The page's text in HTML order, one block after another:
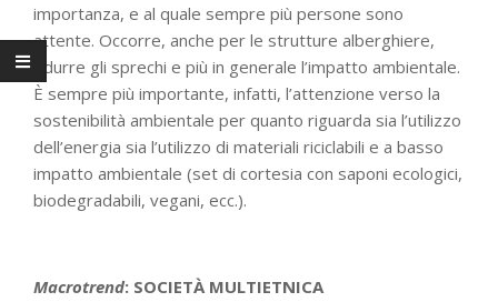
importanza, e al quale sempre più persone sono
attente. Occorre, anche per le strutture alberghiere,
ridurre gli sprechi e più in generale l’impatto ambientale.
È sempre più importante, infatti, l’attenzione verso la
sostenibilità ambientale per quanto riguarda sia l’utilizzo
dell’energia sia l’utilizzo di materiali riciclabili e a basso
impatto ambientale (set di cortesia con saponi ecologici,
biodegradabili, vegani, ecc.).
Macrotrend: SOCIETÀ MULTIETNICA